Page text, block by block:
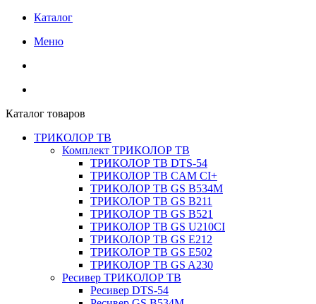
Каталог
Меню
Каталог товаров
ТРИКОЛОР ТВ
Комплект ТРИКОЛОР ТВ
ТРИКОЛОР ТВ DTS-54
ТРИКОЛОР ТВ CAM CI+
ТРИКОЛОР ТВ GS B534M
ТРИКОЛОР ТВ GS B211
ТРИКОЛОР ТВ GS B521
ТРИКОЛОР ТВ GS U210CI
ТРИКОЛОР ТВ GS E212
ТРИКОЛОР ТВ GS E502
ТРИКОЛОР ТВ GS A230
Ресивер ТРИКОЛОР ТВ
Ресивер DTS-54